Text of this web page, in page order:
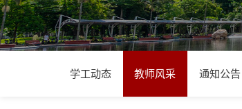
学工动态 教师风采 通知公告